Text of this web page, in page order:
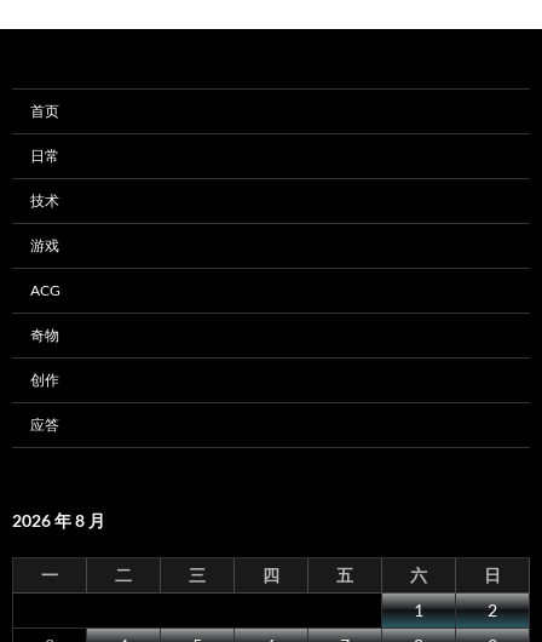
首页
日常
技术
游戏
ACG
奇物
创作
应答
2026 年 8 月
一 二 三 四 五 六
日
1
2